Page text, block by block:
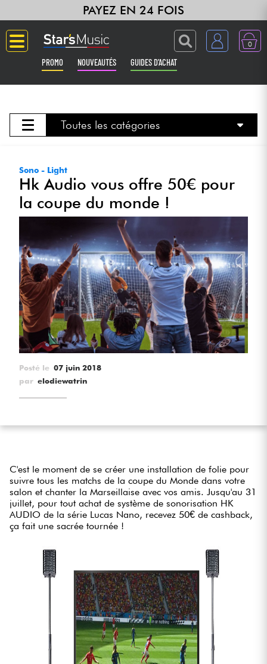
PAYEZ EN 24 FOIS
0
PROMO NOUVEAUTÉS GUIDES D'ACHAT
Guitares & Basses
Claviers & Pianos
Synthés & Sampleurs
Home Studio
Casques
Micros & HF
DJ
Sono
Vents
Violons & Quatuor
Eveil Musical
Câbles & Access.
Packs
Voir nos marques
Sono - Light
Hk Audio vous offre 50€ pour
la coupe du monde !
Posté le 07 juin 2018
par elodiewatrin
C'est le moment de se créer une installation de folie pour
suivre tous les matchs de la coupe du Monde dans votre
salon et chanter la Marseillaise avec vos amis. Jusqu'au 31
juillet, pour tout achat de système de sonorisation HK
AUDIO de la série Lucas Nano, recevez 50€ de cashback,
ça fait une sacrée tournée !
Toutes les catégories